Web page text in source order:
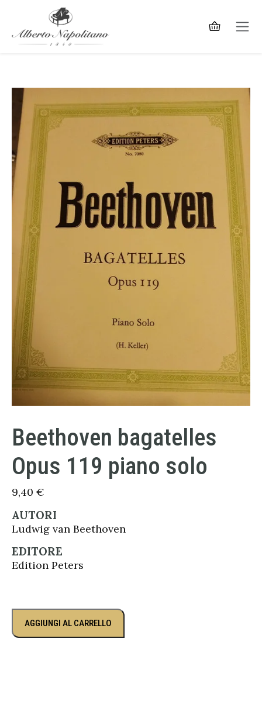
Beethoven bagatelles
Opus 119 piano solo
9,40 €
AUTORI
Ludwig van Beethoven
EDITORE
Edition Peters
AGGIUNGI AL CARRELLO